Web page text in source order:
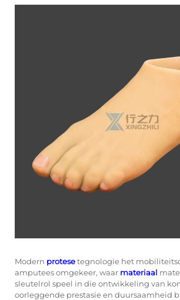
Modern protesetegnologie het
amputees omgekeer, waar materiaal
sleutelrol speel in die ontwikkeling van
oorleggende prestasie en duursaamheid